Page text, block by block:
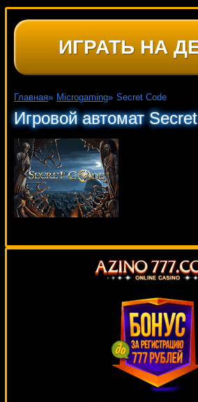
ИГРАТЬ НА
Главная» Microgaming» Secret Code
Игровой автомат